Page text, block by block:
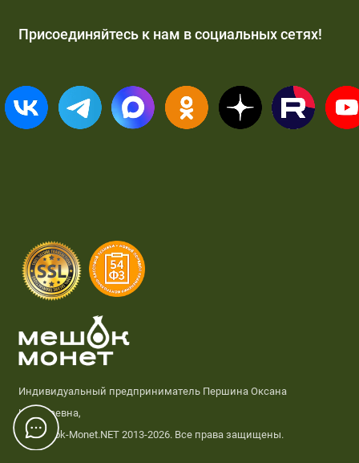
Присоединяйтесь к нам в социальных сетях!
Индивидуальный предприниматель Першина Оксана
Николаевна,
© Meshok-Monet.NET 2013-2026. Все права защищены.